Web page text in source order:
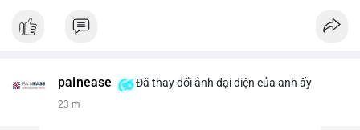
painease Đã thay đổi ảnh đại diện của anh ấy
23 m